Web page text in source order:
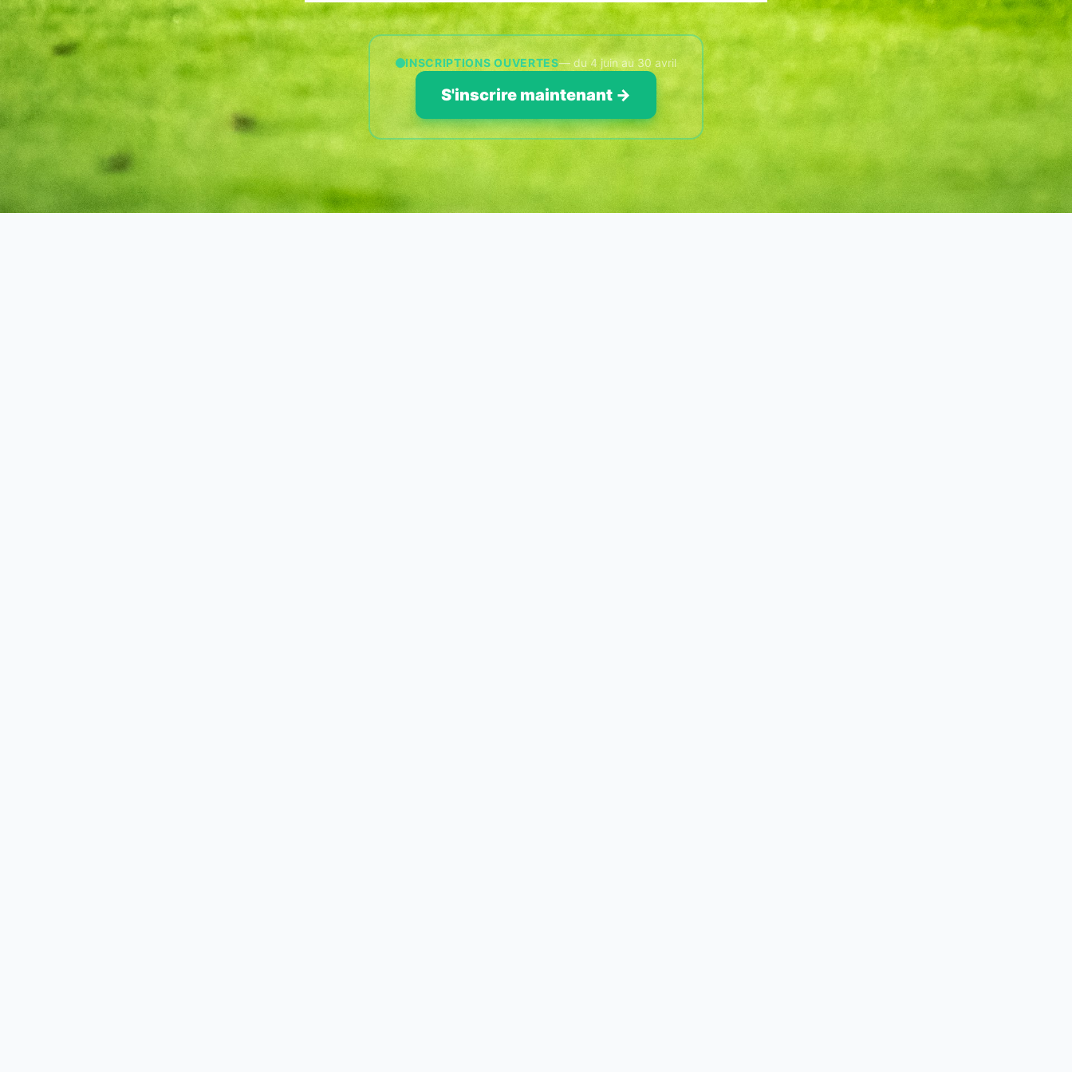
INSCRIPTIONS OUVERTES— du 4 juin au 30 avril
S'inscrire maintenant →